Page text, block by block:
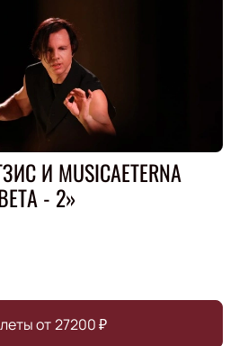
И MUSICAETERNA
- 2»
от27200₽